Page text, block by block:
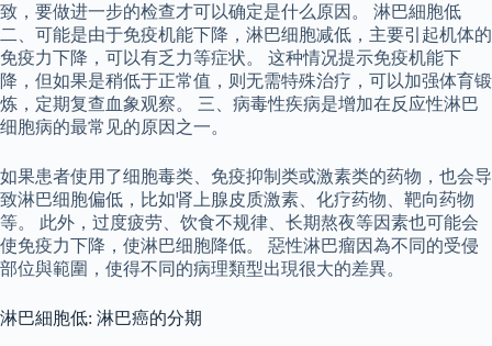
致，要做进一步的检查才可以确定是什么原因。 淋巴細胞低
二、可能是由于免疫机能下降，淋巴细胞减低，主要引起机体的
免疫力下降，可以有乏力等症状。 这种情况提示免疫机能下
降，但如果是稍低于正常值，则无需特殊治疗，可以加强体育锻
炼，定期复查血象观察。 三、病毒性疾病是增加在反应性淋巴
细胞病的最常见的原因之一。
如果患者使用了细胞毒类、免疫抑制类或激素类的药物，也会导
致淋巴细胞偏低，比如肾上腺皮质激素、化疗药物、靶向药物
等。 此外，过度疲劳、饮食不规律、长期熬夜等因素也可能会
使免疫力下降，使淋巴细胞降低。 惡性淋巴瘤因為不同的受侵
部位與範圍，使得不同的病理類型出現很大的差異。
淋巴細胞低: 淋巴癌的分期